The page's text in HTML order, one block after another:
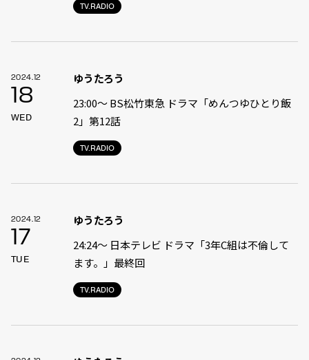
TV.RADIO
2024.12
18
WED
TV.RADIO
ゆうたろう
23:00〜 BS松竹東急 ドラマ「めんつゆひとり飯
2」第12話
2024.12
17
TUE
TV.RADIO
ゆうたろう
24:24〜 日本テレビ ドラマ「3年C組は不倫して
ます。」最終回